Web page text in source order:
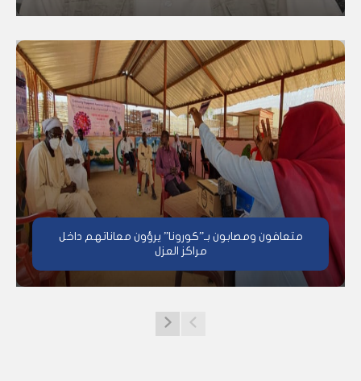
متعافون ومصابون بـ”كورونا” يرؤون معاناتهم داخل
مراكز العزل